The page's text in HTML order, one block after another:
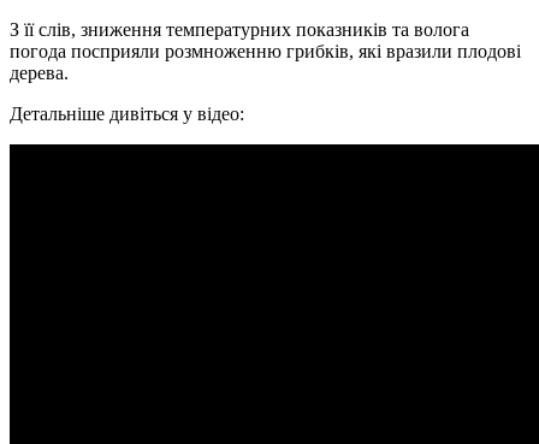
З її слів, зниження температурних показників та волога
погода посприяли розмноженню грибків, які вразили плодові
дерева.
Детальніше дивіться у відео: